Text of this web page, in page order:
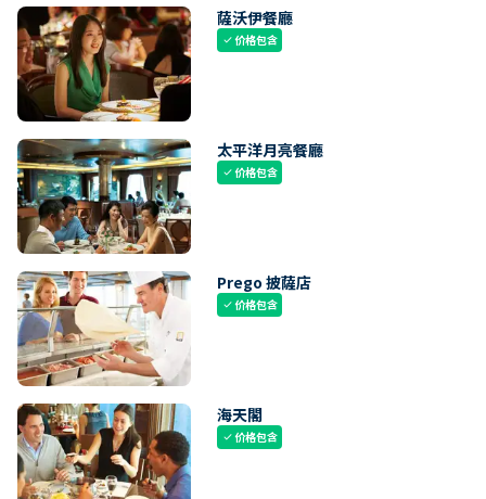
薩沃伊餐廳
check价格包含
太平洋月亮餐廳
check价格包含
Prego 披薩店
check价格包含
海天閣
check价格包含